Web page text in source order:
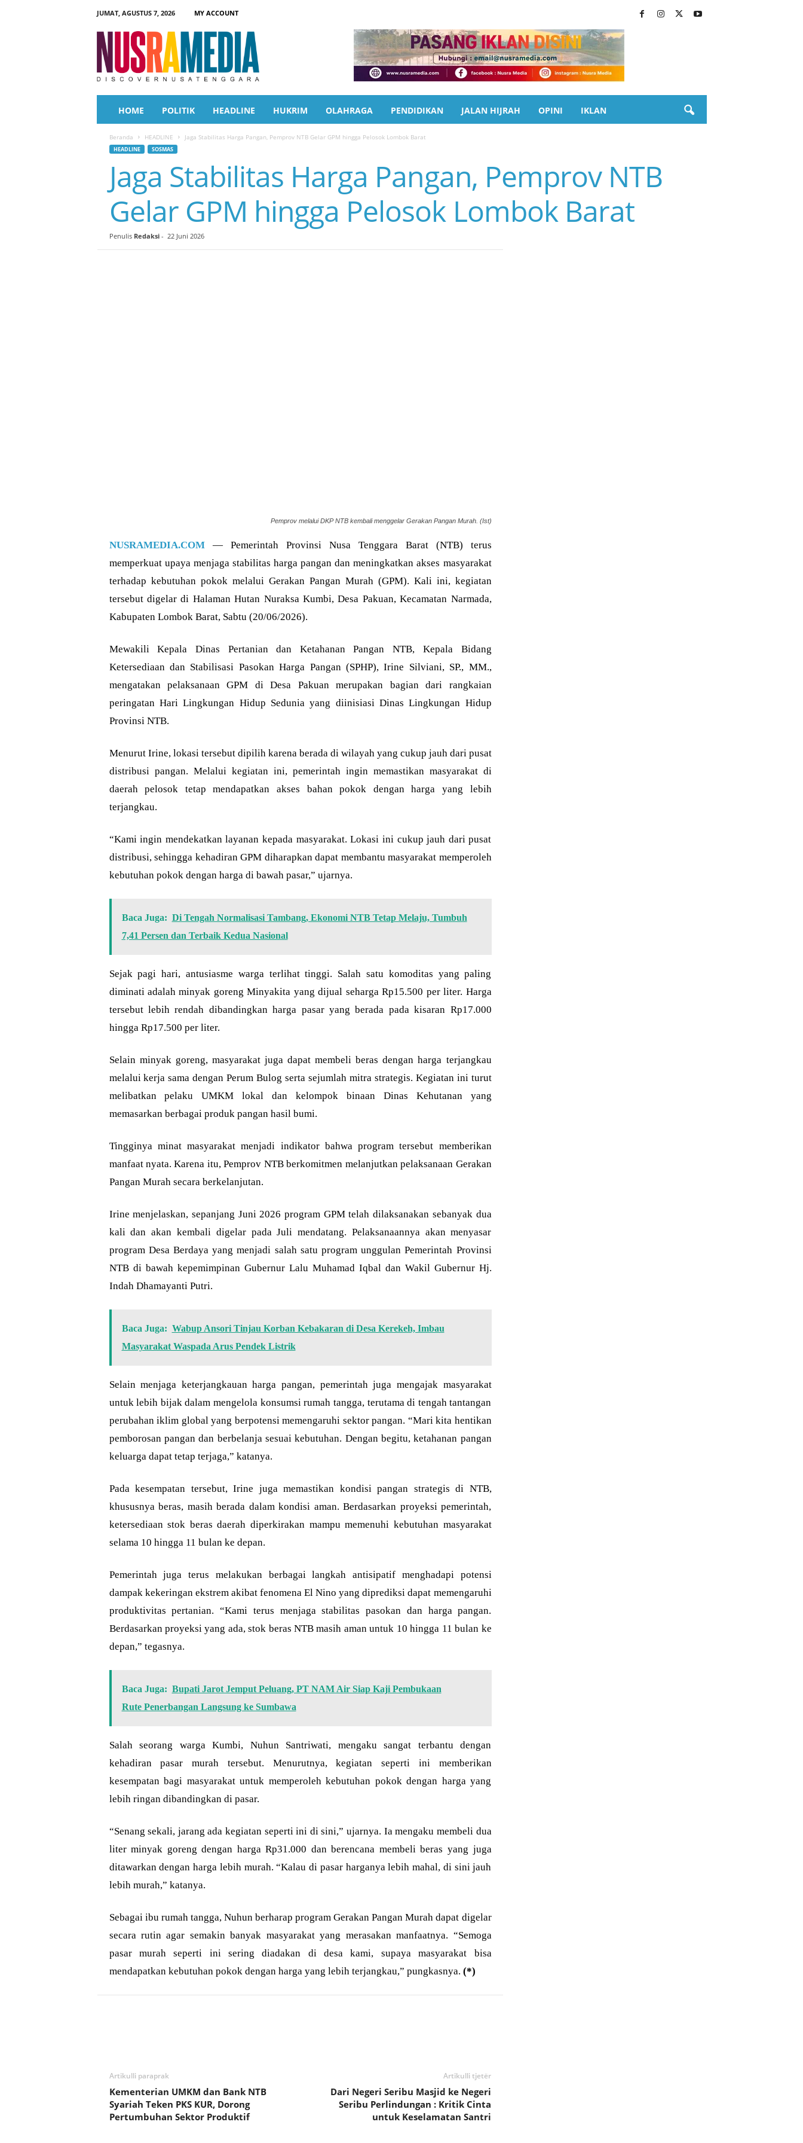
JUMAT, AGUSTUS 7, 2026
MY ACCOUNT
a
HOME POLITIK HEADLINE HUKRIM OLAHRAGA PENDIDIKAN JALAN HIJRAH OPINI IKLAN
Beranda HEADLINE Jaga Stabilitas Harga Pangan, Pemprov NTB Gelar GPM hingga Pelosok Lombok Barat
HEADLINE SOSMAS
Jaga Stabilitas Harga Pangan, Pemprov NTB
Gelar GPM hingga Pelosok Lombok Barat
Penulis Redaksi- 22 Juni 2026
Pemprov melalui DKP NTB kembali menggelar Gerakan Pangan Murah. (Ist)
NUSRAMEDIA.COM— Pemerintah Provinsi Nusa Tenggara Barat (NTB) terus
memperkuat upaya menjaga stabilitas harga pangan dan meningkatkan akses masyarakat
terhadap kebutuhan pokok melalui Gerakan Pangan Murah (GPM). Kali ini, kegiatan
tersebut digelar di Halaman Hutan Nuraksa Kumbi, Desa Pakuan, Kecamatan Narmada,
Kabupaten Lombok Barat, Sabtu (20/06/2026).
Mewakili Kepala Dinas Pertanian dan Ketahanan Pangan NTB, Kepala Bidang
Ketersediaan dan Stabilisasi Pasokan Harga Pangan (SPHP), Irine Silviani, SP., MM.,
mengatakan pelaksanaan GPM di Desa Pakuan merupakan bagian dari rangkaian
peringatan Hari Lingkungan Hidup Sedunia yang diinisiasi Dinas Lingkungan Hidup
Provinsi NTB.
Menurut Irine, lokasi tersebut dipilih karena berada di wilayah yang cukup jauh dari pusat
distribusi pangan. Melalui kegiatan ini, pemerintah ingin memastikan masyarakat di
daerah pelosok tetap mendapatkan akses bahan pokok dengan harga yang lebih
terjangkau.
“Kami ingin mendekatkan layanan kepada masyarakat. Lokasi ini cukup jauh dari pusat
distribusi, sehingga kehadiran GPM diharapkan dapat membantu masyarakat memperoleh
kebutuhan pokok dengan harga di bawah pasar,” ujarnya.
Baca Juga: Di Tengah Normalisasi Tambang, Ekonomi NTB Tetap Melaju, Tumbuh
7,41 Persen dan Terbaik Kedua Nasional
Sejak pagi hari, antusiasme warga terlihat tinggi. Salah satu komoditas yang paling
diminati adalah minyak goreng Minyakita yang dijual seharga Rp15.500 per liter. Harga
tersebut lebih rendah dibandingkan harga pasar yang berada pada kisaran Rp17.000
hingga Rp17.500 per liter.
Selain minyak goreng, masyarakat juga dapat membeli beras dengan harga terjangkau
melalui kerja sama dengan Perum Bulog serta sejumlah mitra strategis. Kegiatan ini turut
melibatkan pelaku UMKM lokal dan kelompok binaan Dinas Kehutanan yang
memasarkan berbagai produk pangan hasil bumi.
Tingginya minat masyarakat menjadi indikator bahwa program tersebut memberikan
manfaat nyata. Karena itu, Pemprov NTB berkomitmen melanjutkan pelaksanaan Gerakan
Pangan Murah secara berkelanjutan.
Irine menjelaskan, sepanjang Juni 2026 program GPM telah dilaksanakan sebanyak dua
kali dan akan kembali digelar pada Juli mendatang. Pelaksanaannya akan menyasar
program Desa Berdaya yang menjadi salah satu program unggulan Pemerintah Provinsi
NTB di bawah kepemimpinan Gubernur Lalu Muhamad Iqbal dan Wakil Gubernur Hj.
Indah Dhamayanti Putri.
Baca Juga: Wabup Ansori Tinjau Korban Kebakaran di Desa Kerekeh, Imbau
Masyarakat Waspada Arus Pendek Listrik
Selain menjaga keterjangkauan harga pangan, pemerintah juga mengajak masyarakat
untuk lebih bijak dalam mengelola konsumsi rumah tangga, terutama di tengah tantangan
perubahan iklim global yang berpotensi memengaruhi sektor pangan. “Mari kita hentikan
pemborosan pangan dan berbelanja sesuai kebutuhan. Dengan begitu, ketahanan pangan
keluarga dapat tetap terjaga,” katanya.
Pada kesempatan tersebut, Irine juga memastikan kondisi pangan strategis di NTB,
khususnya beras, masih berada dalam kondisi aman. Berdasarkan proyeksi pemerintah,
ketersediaan stok beras daerah diperkirakan mampu memenuhi kebutuhan masyarakat
selama 10 hingga 11 bulan ke depan.
Pemerintah juga terus melakukan berbagai langkah antisipatif menghadapi potensi
dampak kekeringan ekstrem akibat fenomena El Nino yang diprediksi dapat memengaruhi
produktivitas pertanian. “Kami terus menjaga stabilitas pasokan dan harga pangan.
Berdasarkan proyeksi yang ada, stok beras NTB masih aman untuk 10 hingga 11 bulan ke
depan,” tegasnya.
Baca Juga: Bupati Jarot Jemput Peluang, PT NAM Air Siap Kaji Pembukaan
Rute Penerbangan Langsung ke Sumbawa
Salah seorang warga Kumbi, Nuhun Santriwati, mengaku sangat terbantu dengan
kehadiran pasar murah tersebut. Menurutnya, kegiatan seperti ini memberikan
kesempatan bagi masyarakat untuk memperoleh kebutuhan pokok dengan harga yang
lebih ringan dibandingkan di pasar.
“Senang sekali, jarang ada kegiatan seperti ini di sini,” ujarnya. Ia mengaku membeli dua
liter minyak goreng dengan harga Rp31.000 dan berencana membeli beras yang juga
ditawarkan dengan harga lebih murah. “Kalau di pasar harganya lebih mahal, di sini jauh
lebih murah,” katanya.
Sebagai ibu rumah tangga, Nuhun berharap program Gerakan Pangan Murah dapat digelar
secara rutin agar semakin banyak masyarakat yang merasakan manfaatnya. “Semoga
pasar murah seperti ini sering diadakan di desa kami, supaya masyarakat bisa
mendapatkan kebutuhan pokok dengan harga yang lebih terjangkau,” pungkasnya. (*)
Artikulli paraprak
Kementerian UMKM dan Bank NTB
Syariah Teken PKS KUR, Dorong
Pertumbuhan Sektor Produktif
Artikulli tjetër
Dari Negeri Seribu Masjid ke Negeri
Seribu Perlindungan : Kritik Cinta
untuk Keselamatan Santri